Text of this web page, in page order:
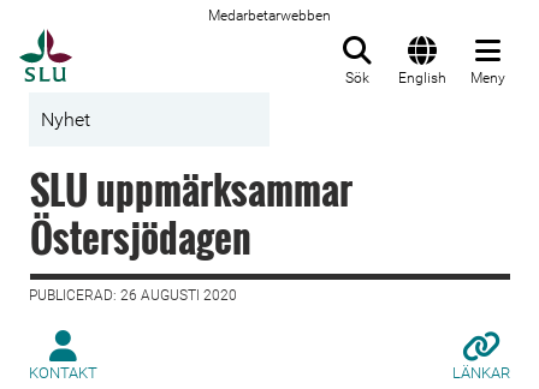
Medarbetarwebben
Sök English Meny
Nyhet
SLU uppmärksammar
Östersjödagen
PUBLICERAD: 26 AUGUSTI 2020
KONTAKT LÄNKAR